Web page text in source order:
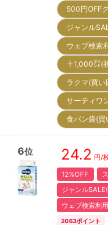
500円OFF
ジャンル
ウェブ検索
＋1,000㌽(
ラクマ(買
サーティワ
食パン袋(
6位 24.2 円/
12%OFF
ジャンル
ウェブ検索利
2063ポイント